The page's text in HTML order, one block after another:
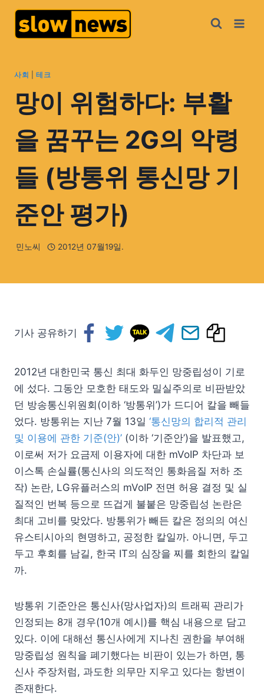
사회 테크
망이 위험하다: 부활
을 꿈꾸는 2G의 악령
들 (방통위 통신망 기
준안 평가)
민노씨 2012년 07월19일.
기사 공유하기
2012년 대한민국 통신 최대 화두인 망중립성이 기로
에 섰다. 그동안 모호한 태도와 밀실주의로 비판받았
던 방송통신위원회(이하 ‘방통위’)가 드디어 칼을 빼들
었다. 방통위는 지난 7월 13일 ‘통신망의 합리적 관리
및 이용에 관한 기준(안)’ (이하 ‘기준안’)을 발표했고,
이로써 저가 요금제 이용자에 대한 mVoIP 차단과 보
이스톡 손실률(통신사의 의도적인 통화음질 저하 조
작) 논란, LG유플러스의 mVoIP 전면 허용 결정 및 실
질적인 번복 등으로 뜨겁게 불붙은 망중립성 논란은
최대 고비를 맞았다. 방통위가 빼든 칼은 정의의 여신
유스티시아의 현명하고, 공정한 칼일까. 아니면, 두고
두고 후회를 남길, 한국 IT의 심장을 찌를 회한의 칼일
까.
방통위 기준안은 통신사(망사업자)의 트래픽 관리가
인정되는 8개 경우(10개 예시)를 핵심 내용으로 담고
있다. 이에 대해선 통신사에게 지나친 권한을 부여해
망중립성 원칙을 폐기했다는 비판이 있는가 하면, 통
신사 주장처럼, 과도한 의무만 지우고 있다는 항변이
존재한다.